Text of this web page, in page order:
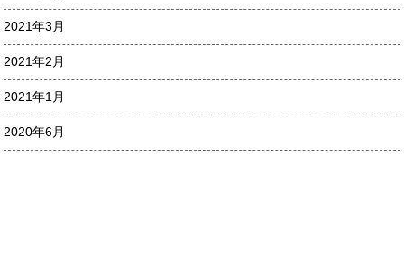
2021年3月
2021年2月
2021年1月
2020年6月